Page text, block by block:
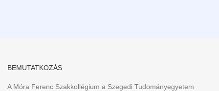
BEMUTATKOZÁS
A Móra Ferenc Szakkollégium a Szegedi Tudományegyetem